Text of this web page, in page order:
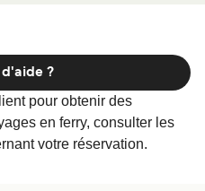
pour obtenir des
en ferry, consulter les
votre réservation.
d'aide ?